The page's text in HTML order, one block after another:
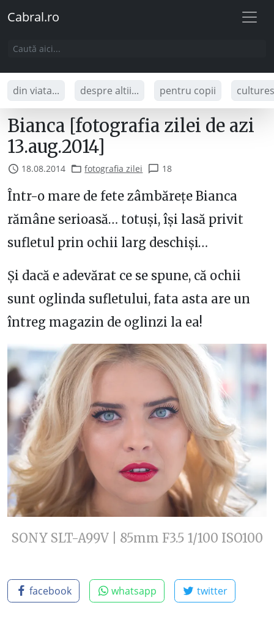
Cabral.ro
din viata... despre altii... pentru copii
Bianca [fotografia zilei de azi
13.aug.2014]
18.08.2014 fotografia zilei 18
Într-o mare de fete zâmbărețe Bianca
rămâne serioasă… totuși, își lasă privit
sufletul prin ochii larg deschiși…
Și dacă e adevărat ce se spune, că ochii
sunt oglinda sufletului, fata asta are un
întreg magazin de oglinzi la ea!
SONY SLT-A99V | 85mm F3.5 1/100 ISO100
facebook whatsapp twitter